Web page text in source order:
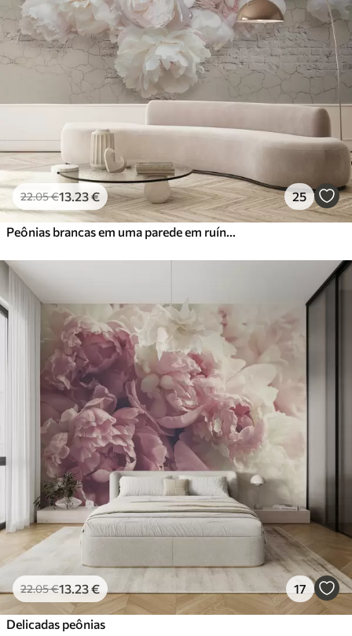
22.05€13.23€ 25
Peônias brancas em uma parede em ruínas
22.05€13.23€ 17
Delicadas peônias